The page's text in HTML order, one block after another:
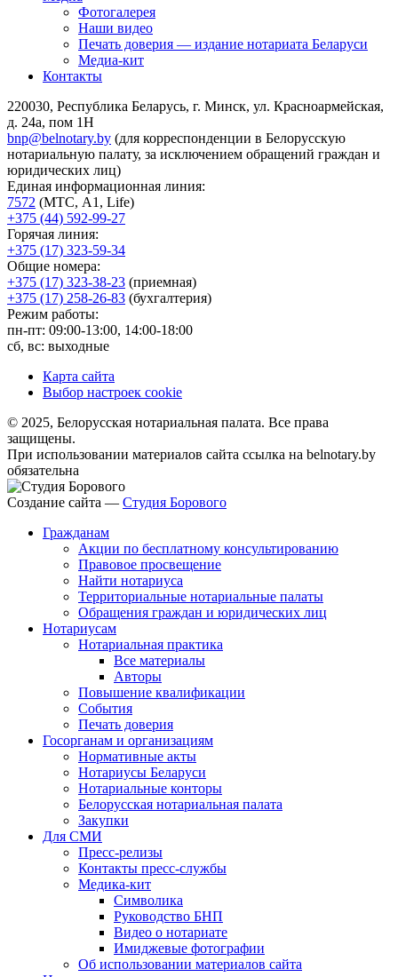
Фотогалерея
Наши видео
Печать доверия — издание нотариата Беларуси
Медиа-кит
Контакты
220030, Республика Беларусь, г. Минск, ул. Красноармейская,
д. 24а, пом 1Н
bnp@belnotary.by (для корреспонденции в Белорусскую
нотариальную палату, за исключением обращений граждан и
юридических лиц)
Единая информационная линия:
7572 (МТС, A1, Life)
+375 (44) 592-99-27
Горячая линия:
+375 (17) 323-59-34
Общие номера:
+375 (17) 323-38-23 (приемная)
+375 (17) 258-26-83 (бухгалтерия)
Режим работы:
пн-пт: 09:00-13:00, 14:00-18:00
сб, вс: выходные
Карта сайта
Выбор настроек cookie
© 2025, Белорусская нотариальная палата. Все права
защищены.
При использовании материалов сайта ссылка на belnotary.by
обязательна
Создание сайта — Студия Борового
Гражданам
Акции по бесплатному консультированию
Правовое просвещение
Найти нотариуса
Территориальные нотариальные палаты
Обращения граждан и юридических лиц
Нотариусам
Нотариальная практика
Все материалы
Авторы
Повышение квалификации
События
Печать доверия
Госорганам и организациям
Нормативные акты
Нотариусы Беларуси
Нотариальные конторы
Белорусская нотариальная палата
Закупки
Для СМИ
Пресс-релизы
Контакты пресс-службы
Медика-кит
Символика
Руководство БНП
Видео о нотариате
Имиджевые фотографии
Об использовании материалов сайта